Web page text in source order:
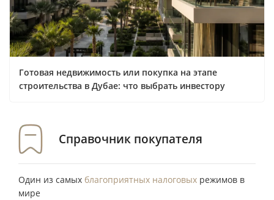
Справочник покупателя
Один из самых благоприятных налоговых режимов в
мире
Готовая недвижимость или покупка на этапе
строительства в Дубае: что выбрать инвестору